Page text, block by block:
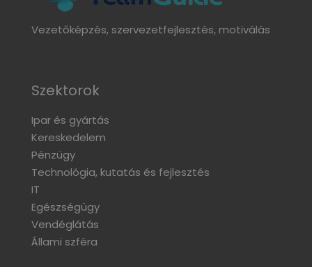
Vezetőképzés, szervezetfejlesztés, motiválás
Szektorok
Ipar és gyártás
Kereskedelem
Pénzügy
Technológia, kutatás és fejlesztés
IT
Egészségügy
Vendéglátás
Állami szféra